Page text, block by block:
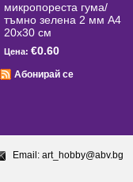
микропореста гума/
тъмно зелена 2 мм А4
20x30 см
Цена: €0.60
Абонирай се
Email: art_hobby@abv.bg